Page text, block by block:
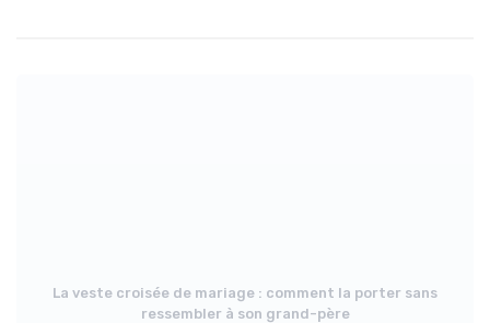
La veste croisée de mariage : comment la porter sans
ressembler à son grand-père